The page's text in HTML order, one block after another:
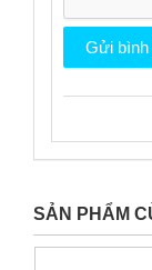
SẢN PHẨM